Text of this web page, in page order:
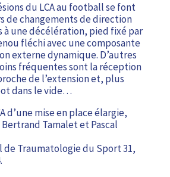
du LCA au football se font
de changements de direction
à une décélération, pied fixé par
fléchi avec une composante
externe dynamique. D’autres
fréquentes sont la réception
de l’extension et, plus
dans le vide…
d’une mise en place élargie,
Tamalet et Pascal
de Traumatologie du Sport 31,